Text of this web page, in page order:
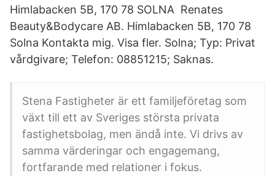
Himlabacken 5B, 170 78 SOLNA Renates
Beauty&Bodycare AB. Himlabacken 5B, 170 78
Solna Kontakta mig. Visa fler. Solna; Typ: Privat
vårdgivare; Telefon: 08851215; Saknas.
Stena Fastigheter är ett familjeföretag som
växt till ett av Sveriges största privata
fastighetsbolag, men ändå inte. Vi drivs av
samma värderingar och engagemang,
fortfarande med relationer i fokus.